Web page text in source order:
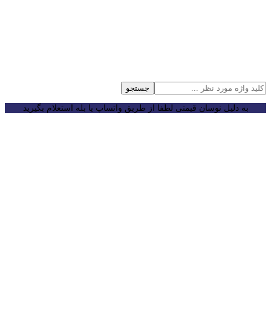
جستجو
به دلیل نوسان قیمتی لطفا از طریق واتساپ یا بله استعلام بگیرید